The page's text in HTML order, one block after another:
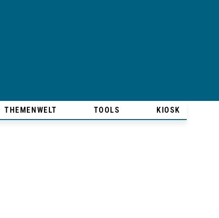
THEMENWELT TOOLS KIOSK